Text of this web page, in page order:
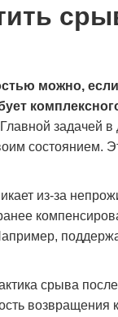
можно,
Главной задачей
состоянием.
из-за
срыва
возвращения